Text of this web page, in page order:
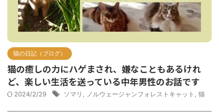
猫の日記（ブログ）
猫の癒しの力にハゲまされ、嫌なこともあるけれ
ど、楽しい生活を送っている中年男性のお話です
2024/2/29 ソマリ , ノルウェージャンフォレストキャット , 猫